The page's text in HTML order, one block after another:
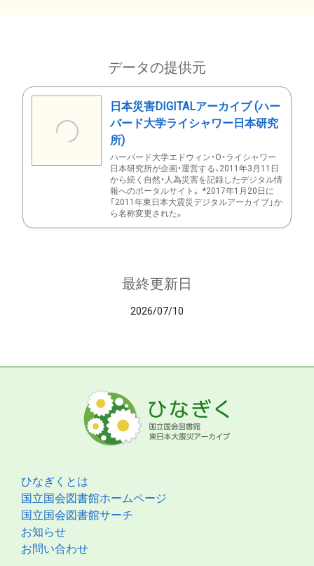
データの提供元
日本災害DIGITALアーカイブ (ハー
バード大学ライシャワー日本研究
所)
ハーバード大学エドウィン・O・ライシャワー
日本研究所が企画・運営する、2011年3月11日
から続く自然・人為災害を記録したデジタル情
報へのポータルサイト。 *2017年1月20日に
「2011年東日本大震災デジタルアーカイブ」か
ら名称変更された。
最終更新日
2026/07/10
ひなぎくとは
国立国会図書館ホームページ
国立国会図書館サーチ
お知らせ
お問い合わせ